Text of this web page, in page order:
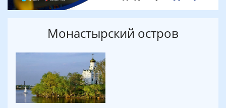
Монастырский остров